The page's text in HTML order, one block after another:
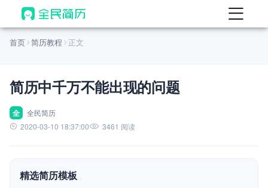
首页
AI 生成简历
AI 优化简历
AI 翻译简历
AI 模拟面试
首页 简历教程 正文
简历中千万不能出现的问题
全
全民简历
2020-03-10 18:37:00
3461 阅读
精选简历模板